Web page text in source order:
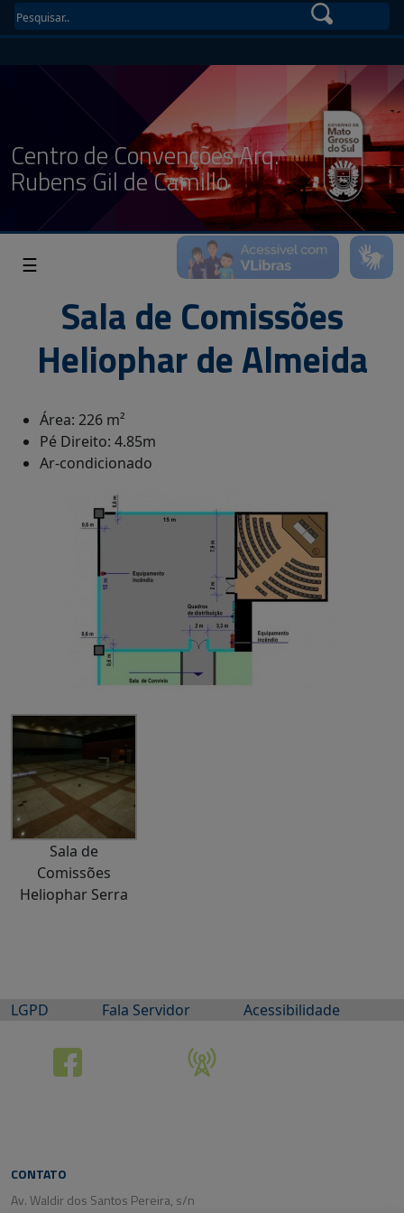
Centro de Convenções Arq.
Rubens Gil de Camillo
☰
Sala de Comissões
Heliophar de Almeida
Área: 226 m²
Pé Direito: 4.85m
Ar-condicionado
Sala de
Comissões
Heliophar Serra
LGPD Fala Servidor Acessibilidade
CONTATO
Av. Waldir dos Santos Pereira, s/n